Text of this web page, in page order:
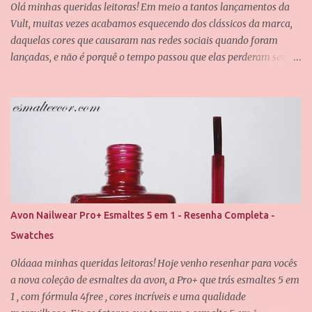
o
Olá minhas queridas leitoras! Em meio a tantos lançamentos da
Vult, muitas vezes acabamos esquecendo dos clássicos da marca,
daquelas cores que causaram nas redes sociais quando foram
lançadas, e não é porquê o tempo passou que elas perderam seu
grandes mudanças dependendo da iluminação, mas que
dificilmente desagrada alguém. Foram usadas duas camadas para
obter essa cobertura, e uma camada do verniz da Saloon para
abrir esse brilho espelhado. E agora eu quero que vocês me
contem, qual é o seu esmalte clássico da Vult favorito? Até o
próximo post, amores.
Avon Nailwear Pro+ Esmaltes 5 em 1 - Resenha Completa -
Swatches
Oláaaa minhas queridas leitoras! Hoje venho resenhar para vocês
a nova coleção de esmaltes da avon, a Pro+ que trás esmaltes 5 em
1 , com fórmula 4free , cores incríveis e uma qualidade